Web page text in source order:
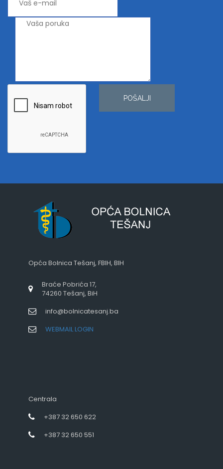
POŠALJI
Opća Bolnica Tešanj, FBIH, BIH
Braće Pobrića 17,
74260 Tešanj, BiH
info@bolnicatesanj.ba
WEBMAIL LOGIN
Centrala
+387 32 650 622
+387 32 650 551